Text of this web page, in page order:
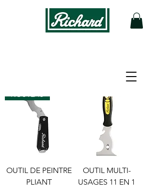
NOUVEAU
OUTIL DE PEINTRE
PLIANT
OUTIL MULTI-
USAGES 11 EN 1